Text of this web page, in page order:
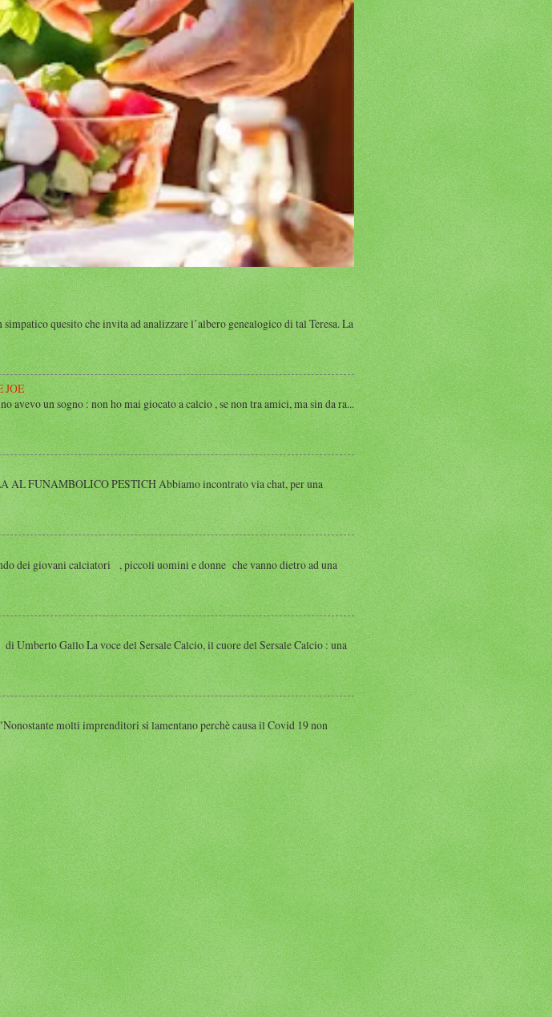
quesito che invita ad analizzare l’albero genealogico di tal Teresa. La
JOE
un sogno : non ho mai giocato a calcio , se non tra amici, ma sin da ra...
AL FUNAMBOLICO PESTICH Abbiamo incontrato via chat, per una
dei giovani calciatori , piccoli uomini e donne che vanno dietro ad una
Gallo La voce del Sersale Calcio, il cuore del Sersale Calcio : una
molti imprenditori si lamentano perchè causa il Covid 19 non